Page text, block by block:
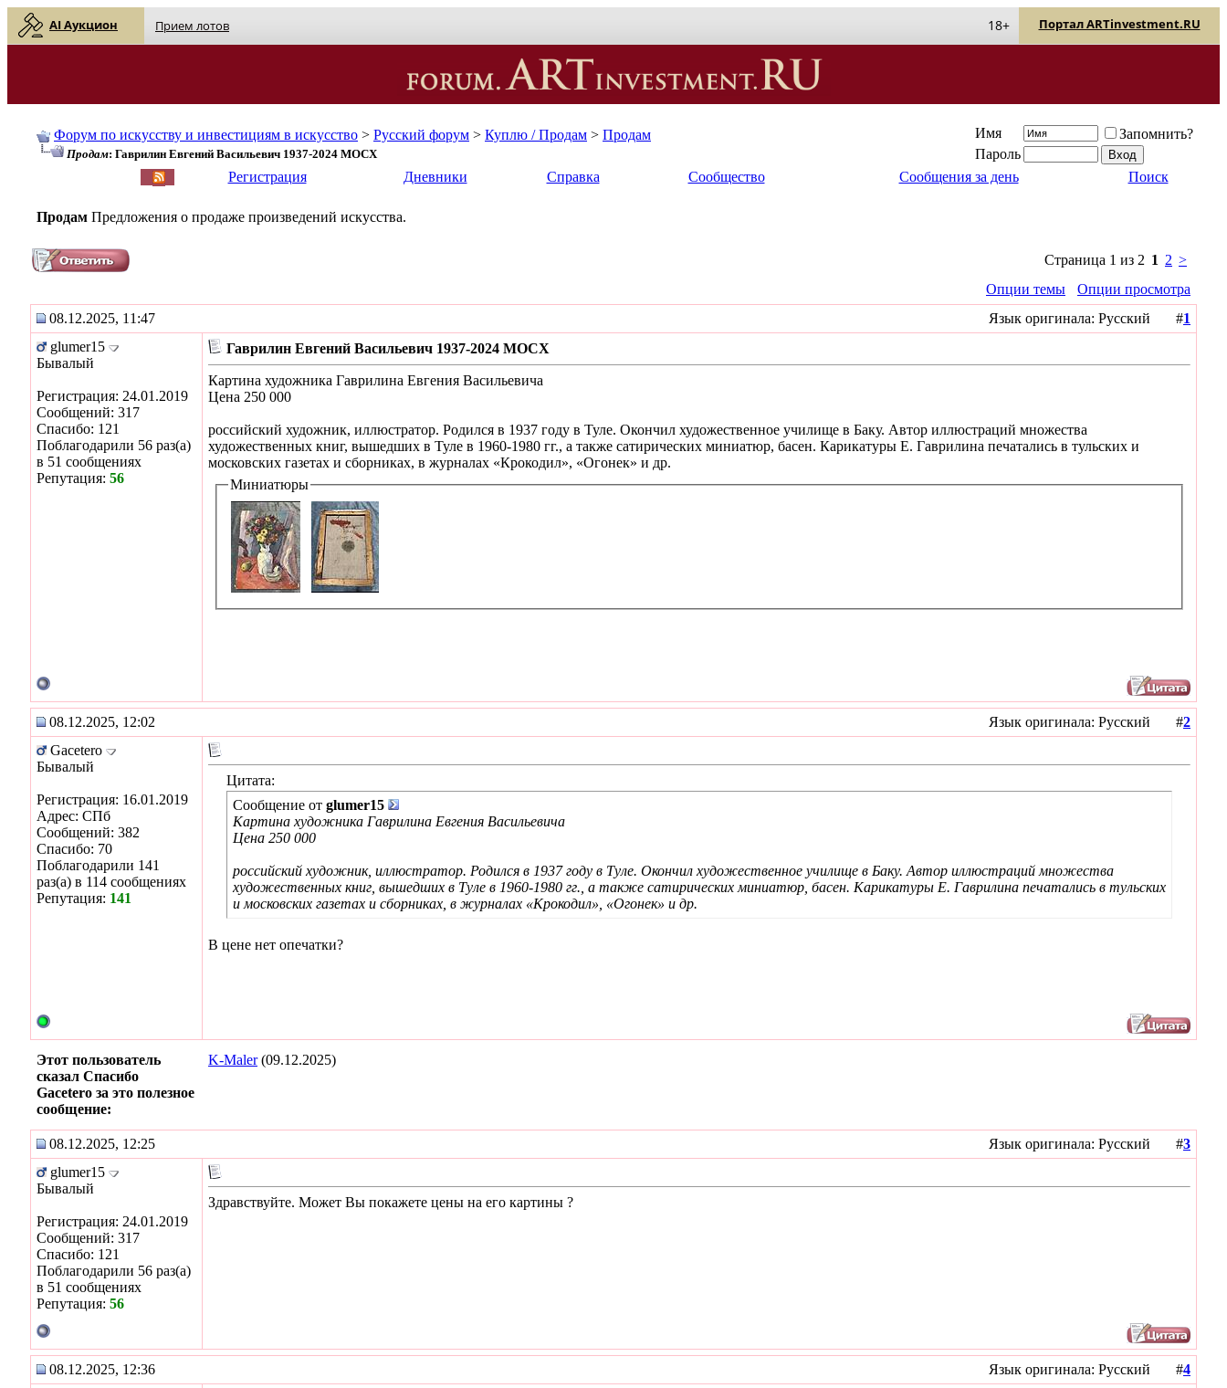
AI Аукцион Прием лотов Портал ARTinvestment.RU
18+
Форум по искусству и инвестициям в искусство > Русский форум > Куплю / Продам > Продам
Продам: Гаврилин Евгений Васильевич 1937-2024 МОСХ
Имя
Запомнить?
Пароль
Регистрация Дневники Справка Сообщество Сообщения за день Поиск
Продам Предложения о продаже произведений искусства.
Страница 1 из 2 1 2 >
Опции темы
Опции просмотра
08.12.2025, 11:47
Язык оригинала: Русский #1
glumer15
Бывалый
Регистрация: 24.01.2019
Сообщений: 317
Спасибо: 121
Поблагодарили 56 раз(а)
в 51 сообщениях
Репутация: 56
Гаврилин Евгений Васильевич 1937-2024 МОСХ
Картина художника Гаврилина Евгения Васильевича
Цена 250 000
российский художник, иллюстратор. Родился в 1937 году в Туле. Окончил художественное училище в Баку. Автор иллюстраций множества
художественных книг, вышедших в Туле в 1960-1980 гг., а также сатирических миниатюр, басен. Карикатуры Е. Гаврилина печатались в тульских и
московских газетах и сборниках, в журналах «Крокодил», «Огонек» и др.
Миниатюры
08.12.2025, 12:02 Язык оригинала: Русский #2
Gacetero
Бывалый
Регистрация: 16.01.2019
Адрес: СПб
Сообщений: 382
Спасибо: 70
Поблагодарили 141
раз(а) в 114 сообщениях
Репутация: 141
Цитата:
Сообщение от glumer15
Картина художника Гаврилина Евгения Васильевича
Цена 250 000
российский художник, иллюстратор. Родился в 1937 году в Туле. Окончил художественное училище в Баку. Автор иллюстраций множества
художественных книг, вышедших в Туле в 1960-1980 гг., а также сатирических миниатюр, басен. Карикатуры Е. Гаврилина печатались в тульских
и московских газетах и сборниках, в журналах «Крокодил», «Огонек» и др.
В цене нет опечатки?
Этот пользователь
сказал Спасибо
Gacetero за это полезное
сообщение:
K-Maler(09.12.2025)
08.12.2025, 12:25 Язык оригинала: Русский #3
glumer15
Бывалый
Регистрация: 24.01.2019
Сообщений: 317
Спасибо: 121
Поблагодарили 56 раз(а)
в 51 сообщениях
Репутация: 56
Здравствуйте. Может Вы покажете цены на его картины ?
08.12.2025, 12:36 Язык оригинала: Русский #4